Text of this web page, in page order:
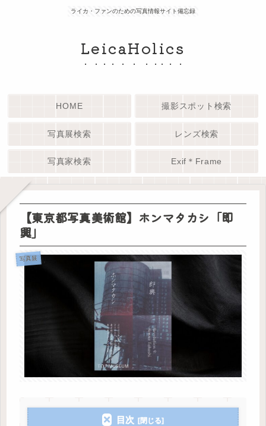
ライカ・ファンのための写真情報サイト備忘録
LeicaHolics
HOME 撮影スポット検索
写真展検索 レンズ検索
写真家検索 Exif＊Frame
【東京都写真美術館】ホンマタカシ「即
興」
写真展
目次